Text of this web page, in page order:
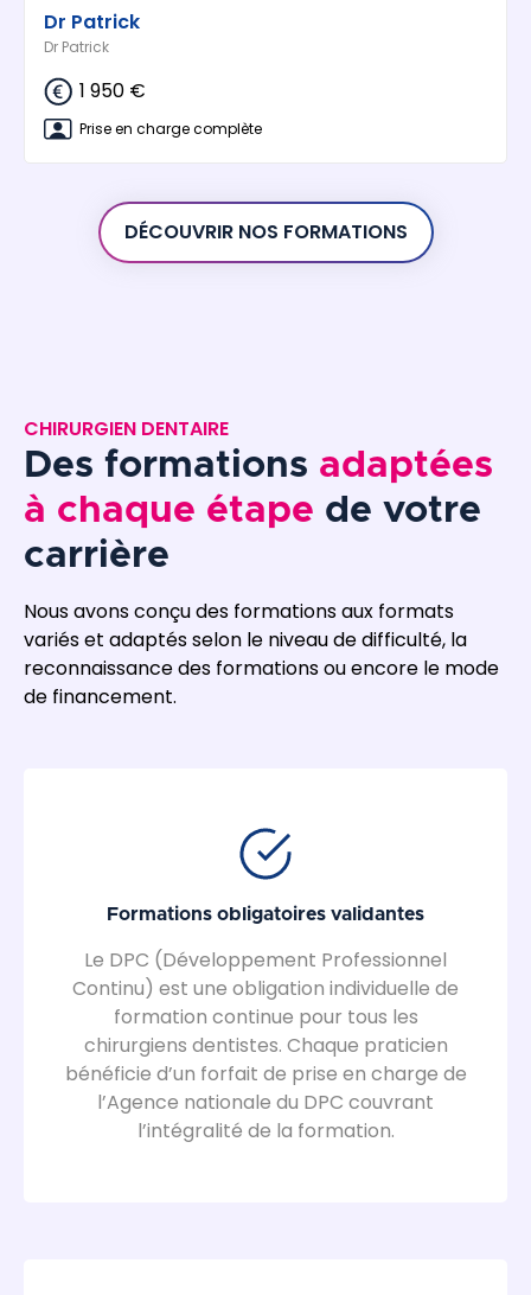
Dr Patrick
Dr Patrick
1 950 €
Prise en charge complète
DÉCOUVRIR NOS FORMATIONS
CHIRURGIEN DENTAIRE
Des formations adaptées
à chaque étape de votre
carrière
Nous avons conçu des formations aux formats
variés et adaptés selon le niveau de difficulté, la
reconnaissance des formations ou encore le mode
de financement.
Formations obligatoires validantes
Le DPC (Développement Professionnel
Continu) est une obligation individuelle de
formation continue pour tous les
chirurgiens dentistes. Chaque praticien
bénéficie d’un forfait de prise en charge de
l’Agence nationale du DPC couvrant
l’intégralité de la formation.